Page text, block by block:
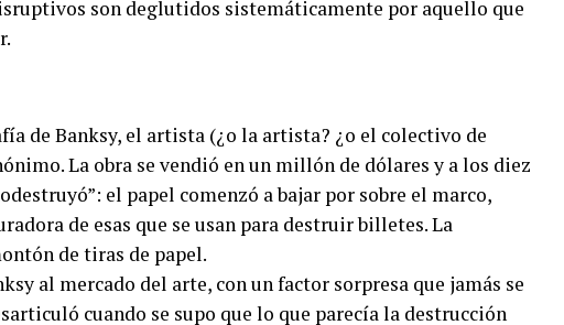
son deglutidos sistemáticamente por aquello que
de Banksy, el artista (¿o la artista? ¿o el colectivo de
La obra se vendió en un millón de dólares y a los diez
el papel comenzó a bajar por sobre el marco,
de esas que se usan para destruir billetes. La
de tiras de papel.
al mercado del arte, con un factor sorpresa que jamás se
cuando se supo que lo que parecía la destrucción